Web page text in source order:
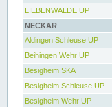
LIEBENWALDE UP
NECKAR
Aldingen Schleuse UP
Beihingen Wehr UP
Besigheim SKA
Besigheim Schleuse UP
Besigheim Wehr UP